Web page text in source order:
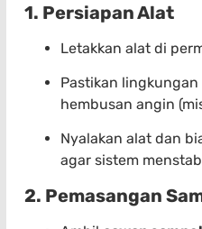
1. Persiapan Alat
Letakkan alat di
Pastikan
hembusan angin
Nyalakan alat dan
agar sistem
2. Pemasangan